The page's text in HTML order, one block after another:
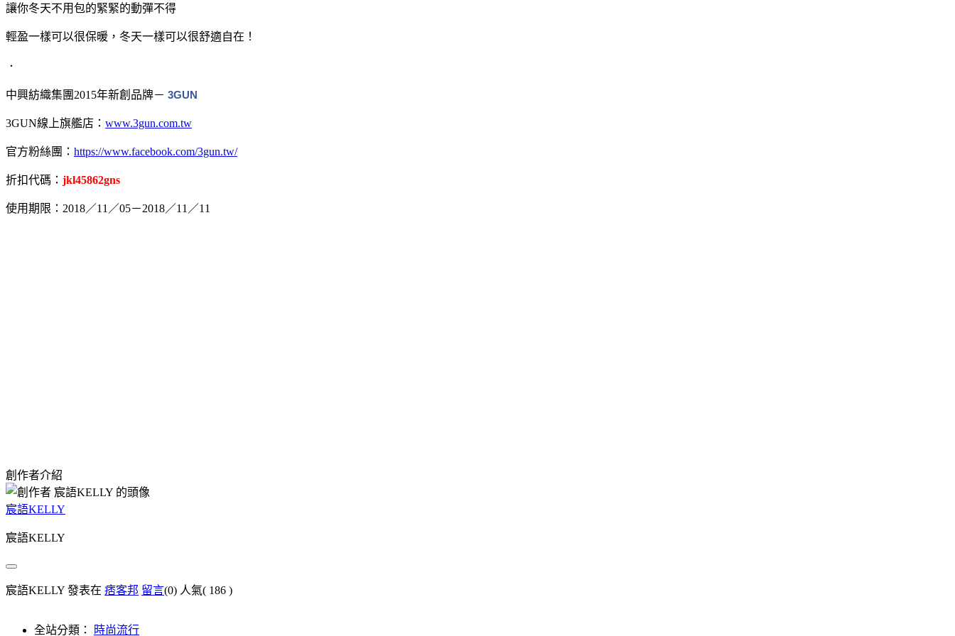
讓你冬天不用包的緊緊的動彈不得
輕盈一樣可以很保暖，冬天一樣可以很舒適自在！
．
中興紡織集團2015年新創品牌－ 3GUN
3GUN線上旗艦店： www.3gun.com.tw
官方粉絲團： https://www.facebook.com/3gun.tw/
折扣代碼： jkl45862gns
使用期限：2018／11／05－2018／11／11
創作者介紹
宸語KELLY
宸語KELLY
宸語KELLY 發表在 痞客邦 留言(0) 人氣( 186 )
全站分類： 時尚流行